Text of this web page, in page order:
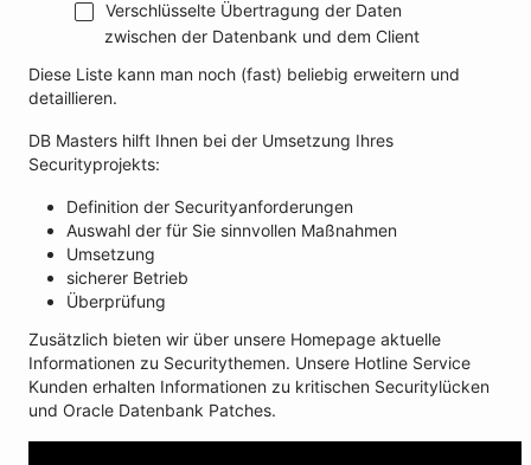
Verschlüsselte Übertragung der Daten
zwischen der Datenbank und dem Client
Diese Liste kann man noch (fast) beliebig erweitern und
detaillieren.
DB Masters hilft Ihnen bei der Umsetzung Ihres
Securityprojekts:
Definition der Securityanforderungen
Auswahl der für Sie sinnvollen Maßnahmen
Umsetzung
sicherer Betrieb
Überprüfung
Zusätzlich bieten wir über unsere Homepage aktuelle
Informationen zu Securitythemen. Unsere Hotline Service
Kunden erhalten Informationen zu kritischen Securitylücken
und Oracle Datenbank Patches.